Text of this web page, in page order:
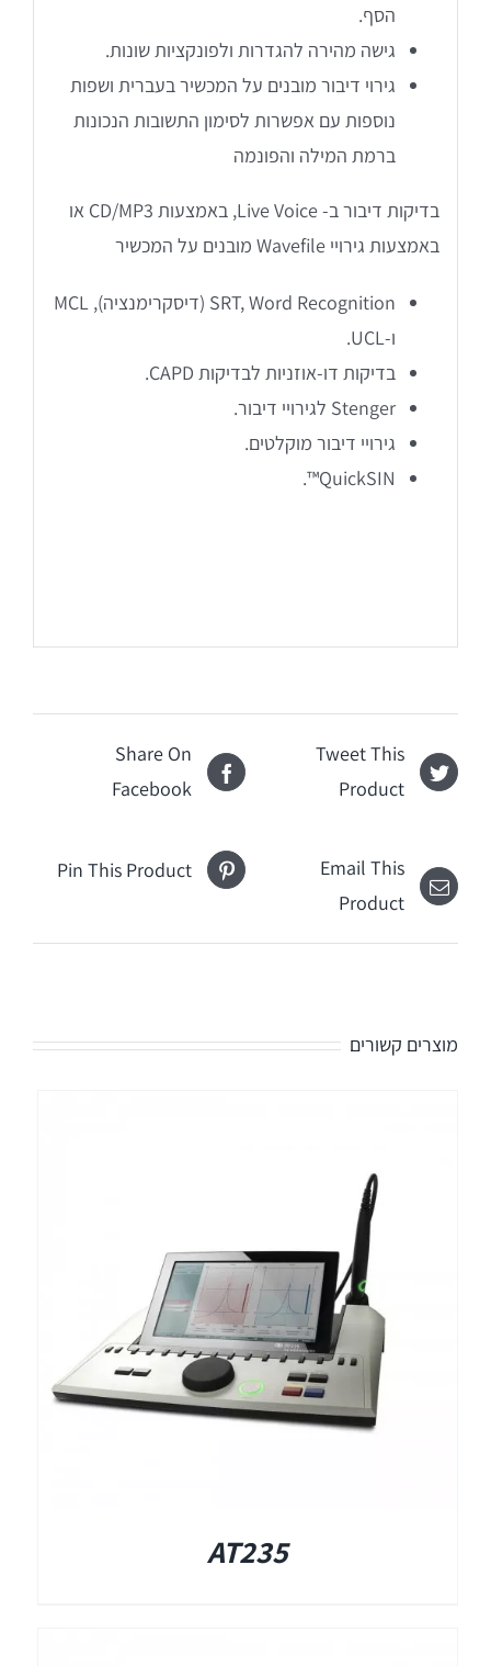
הסף.
גישה מהירה להגדרות ולפונקציות שונות.
גירוי דיבור מובנים על המכשיר בעברית ושפות
נוספות עם אפשרות לסימון התשובות הנכונות
ברמת המילה והפונמה
בדיקות דיבור ב- Live Voice, באמצעות CD/MP3 או
באמצעות גירויי Wavefile מובנים על המכשיר
SRT, Word Recognition (דיסקרימנציה), MCL
ו-UCL.
בדיקות דו-אוזניות לבדיקות CAPD.
Stenger לגירויי דיבור.
גירויי דיבור מוקלטים.
QuickSIN™.
Share On
Facebook
Tweet This
Product
Pin This Product
Email This
Product
מוצרים קשורים
AT235